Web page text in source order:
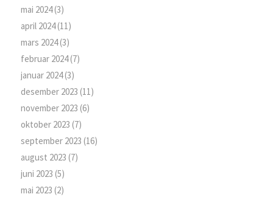
mai 2024(3)
april 2024(11)
mars 2024(3)
februar 2024(7)
januar 2024(3)
desember 2023 (11)
november 2023 (6)
oktober 2023 (7)
september 2023 (16)
august 2023 (7)
juni 2023 (5)
mai 2023 (2)